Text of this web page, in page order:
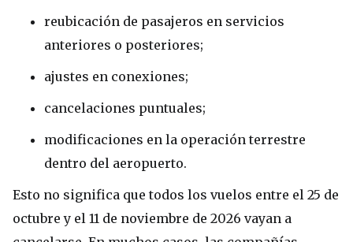
reubicación de pasajeros en servicios
anteriores o posteriores;
ajustes en conexiones;
cancelaciones puntuales;
modificaciones en la operación terrestre
dentro del aeropuerto.
Esto no significa que todos los vuelos entre el 25 de
octubre y el 11 de noviembre de 2026 vayan a